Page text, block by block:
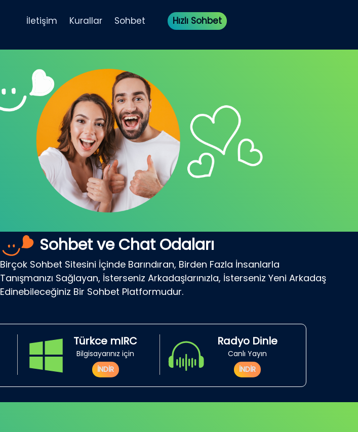
İletişim Kurallar Sohbet Hızlı Sohbet
Sohbet ve Chat Odaları
Birçok Sohbet Sitesini İçinde Barındıran, Birden Fazla İnsanlarla
Tanışmanızı Sağlayan, İsterseniz Arkadaşlarınızla, İsterseniz Yeni Arkadaş
Edinebileceğiniz Bir Sohbet Platformudur.
Türkce mIRC
Bilgisayarınız için
İNDİR
Radyo Dinle
Canlı Yayın
İNDİR